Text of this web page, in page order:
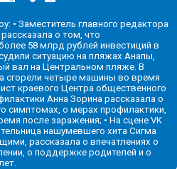
• Заместитель главного редактора
о том, что
58 млрд рублей инвестиций в
ситуацию на пляжах Анапы,
вал на Центральном пляже. В
сгорели четыре машины во время
краевого Центра общественного
Анна Зорина рассказала о
симптомах, о мерах профилактики,
после заражения; • На сцене VK
нашумевшего хита Сигма
рассказала о впечатлениях о
о поддержке родителей и о